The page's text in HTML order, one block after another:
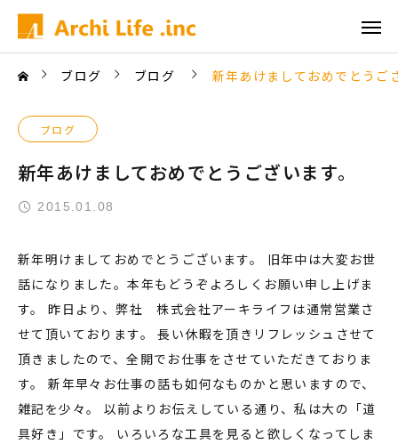
ブログ ブログ 新年あけましておめでとうご
ブログ
新年あけましておめでとうございます。
2015.01.08
新年明けましておめでとうございます。 旧年中は大変お世
話になりました。本年もどうぞよろしくお願い申し上げま
す。 昨日より、弊社 株式会社アーキライフは通常営業さ
せて頂いております。 長い休暇を頂きリフレッシュさせて
頂きましたので、全開でお仕事をさせていただきておりま
す。 新年早々お仕事の話も如何なものかと思いますので、
雑記を少々。 以前よりお伝えしている通り、私は大の「道
具好き」です。 いろいろな工具を見ると欲しくなってしま